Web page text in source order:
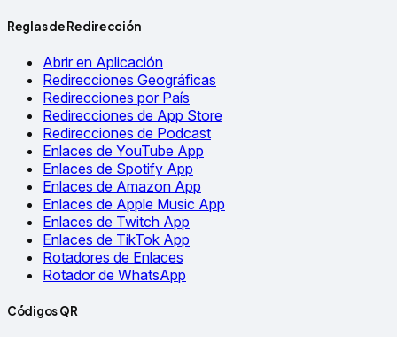
Reglas de Redirección
Abrir en Aplicación
Redirecciones Geográficas
Redirecciones por País
Redirecciones de App Store
Redirecciones de Podcast
Enlaces de YouTube App
Enlaces de Spotify App
Enlaces de Amazon App
Enlaces de Apple Music App
Enlaces de Twitch App
Enlaces de TikTok App
Rotadores de Enlaces
Rotador de WhatsApp
Códigos QR